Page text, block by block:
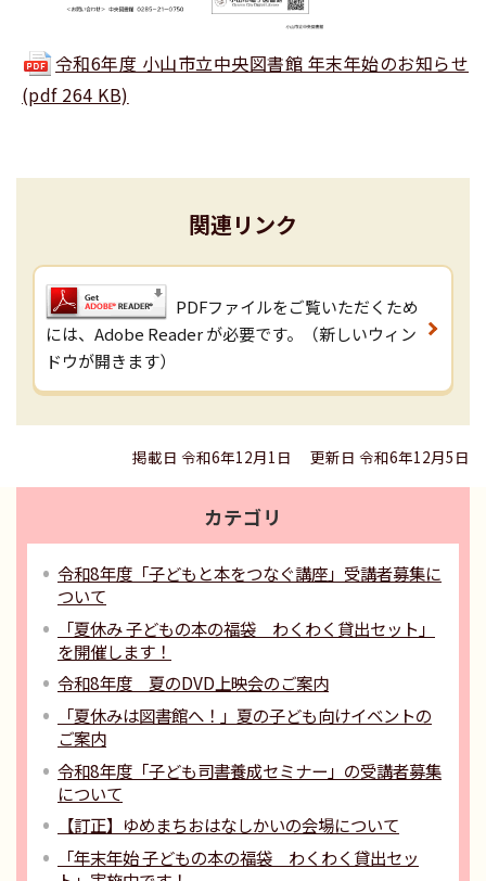
令和6年度 小山市立中央図書館 年末年始のお知らせ
(pdf 264 KB)
関連リンク
PDFファイルをご覧いただくため
には、Adobe Reader が必要です。（新しいウィン
ドウが開きます）
掲載日 令和6年12月1日 更新日 令和6年12月5日
カテゴリ
令和8年度「子どもと本をつなぐ講座」受講者募集に
ついて
「夏休み 子どもの本の福袋 わくわく貸出セット」
を開催します！
令和8年度 夏のDVD上映会のご案内
「夏休みは図書館へ！」夏の子ども向けイベントの
ご案内
令和8年度「子ども司書養成セミナー」の受講者募集
について
【訂正】ゆめまちおはなしかいの会場について
「年末年始 子どもの本の福袋 わくわく貸出セッ